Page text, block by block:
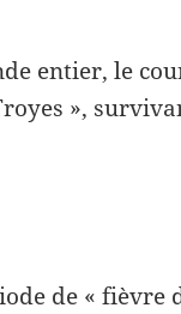
entier, le
»,
de « fièvre